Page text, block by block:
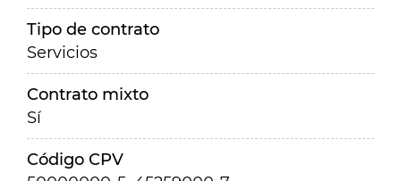
Tipo de contrato
Servicios
Contrato mixto
Sí
Código CPV